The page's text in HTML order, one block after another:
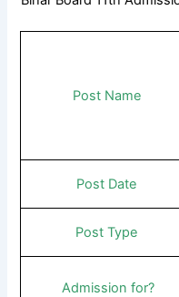
Post Name
Post Date
Post Type
Admission for?